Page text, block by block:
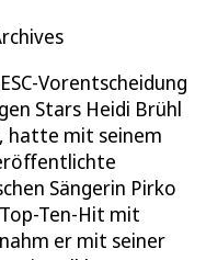
Vorentscheidung
Stars Heidi Brühl
hatte mit seinem
Sängerin Pirko
Ten-Hit mit
er mit seiner